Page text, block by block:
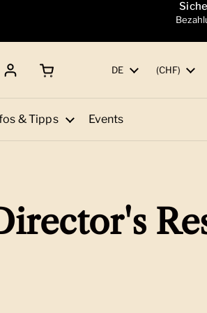
Sprache
DE Land/Region
(CHF)
& Tipps Events